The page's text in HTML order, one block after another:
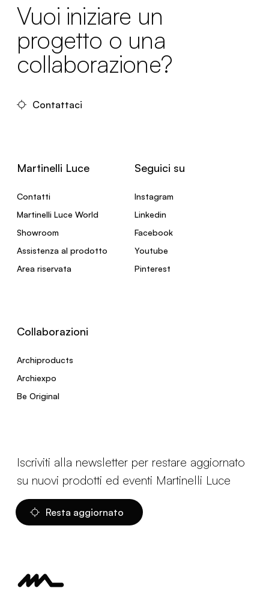
Vuoi iniziare un
progetto o una
collaborazione?
Contattaci
Martinelli Luce
Contatti
Martinelli Luce World
Showroom
Assistenza al prodotto
Area riservata
Seguici su
Instagram
Linkedin
Facebook
Youtube
Pinterest
Collaborazioni
Archiproducts
Archiexpo
Be Original
Iscriviti alla newsletter per restare aggiornato
su nuovi prodotti ed eventi Martinelli Luce
Resta aggiornato